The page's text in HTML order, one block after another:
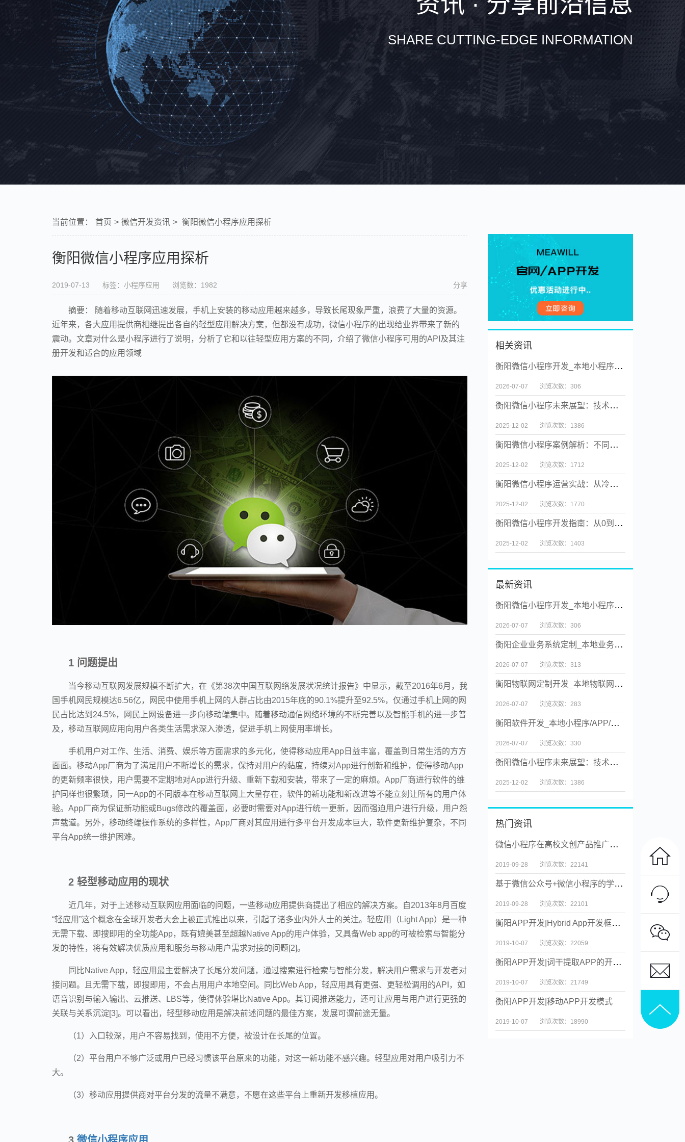
SHARE CUTTING-EDGE INFORMATION
当前位置： 首页 > 微信开发资讯 > 衡阳微信小程序应用探析
衡阳微信小程序应用探析
2019-07-13 标签：小程序应用 浏览数：1982 分享
摘要： 随着移动互联网迅速发展，手机上安装的移动应用越来越多，导致长尾现象严重，浪费了大量的资源。
近年来，各大应用提供商相继提出各自的轻型应用解决方案，但都没有成功，微信小程序的出现给业界带来了新的
震动。文章对什么是小程序进行了说明，分析了它和以往轻型应用方案的不同，介绍了微信小程序可用的API及其注
册开发和适合的应用领域
1 问题提出
当今移动互联网发展规模不断扩大，在《第38次中国互联网络发展状况统计报告》中显示，截至2016年6月，我
国手机网民规模达6.56亿，网民中使用手机上网的人群占比由2015年底的90.1%提升至92.5%，仅通过手机上网的网
民占比达到24.5%，网民上网设备进一步向移动端集中。随着移动通信网络环境的不断完善以及智能手机的进一步普
及，移动互联网应用向用户各类生活需求深入渗透，促进手机上网使用率增长。
手机用户对工作、生活、消费、娱乐等方面需求的多元化，使得移动应用App日益丰富，覆盖到日常生活的方方
面面。移动App厂商为了满足用户不断增长的需求，保持对用户的黏度，持续对App进行创新和维护，使得移动App
的更新频率很快，用户需要不定期地对App进行升级、重新下载和安装，带来了一定的麻烦。App厂商进行软件的维
护同样也很繁琐，同一App的不同版本在移动互联网上大量存在，软件的新功能和新改进等不能立刻让所有的用户体
验。App厂商为保证新功能或Bugs修改的覆盖面，必要时需要对App进行统一更新，因而强迫用户进行升级，用户怨
声载道。另外，移动终端操作系统的多样性，App厂商对其应用进行多平台开发成本巨大，软件更新维护复杂，不同
平台App统一维护困难。
2 轻型移动应用的现状
近几年，对于上述移动互联网应用面临的问题，一些移动应用提供商提出了相应的解决方案。自2013年8月百度
“轻应用”这个概念在全球开发者大会上被正式推出以来，引起了诸多业内外人士的关注。轻应用（Light App）是一种
无需下载、即搜即用的全功能App，既有媲美甚至超越Native App的用户体验，又具备Web app的可被检索与智能分
发的特性，将有效解决优质应用和服务与移动用户需求对接的问题[2]。
同比Native App，轻应用最主要解决了长尾分发问题，通过搜索进行检索与智能分发，解决用户需求与开发者对
接问题。且无需下载，即搜即用，不会占用用户本地空间。同比Web App，轻应用具有更强、更轻松调用的API，如
语音识别与输入输出、云推送、LBS等，使得体验堪比Native App。其订阅推送能力，还可让应用与用户进行更强的
关联与关系沉淀[3]。可以看出，轻型移动应用是解决前述问题的最佳方案，发展可谓前途无量。
（1）入口较深，用户不容易找到，使用不方便，被设计在长尾的位置。
（2）平台用户不够广泛或用户已经习惯该平台原来的功能，对这一新功能不感兴趣。轻型应用对用户吸引力不
大。
（3）移动应用提供商对平台分发的流量不满意，不愿在这些平台上重新开发移植应用。
相关资讯
衡阳微信小程序开发_本地小程序实体公司【源码交付】
2026-07-07 浏览次数：306
衡阳微信小程序未来展望：技术创新与场景融合
2025-12-02 浏览次数：1386
衡阳微信小程序案例解析：不同行业的成功之道
2025-12-02 浏览次数：1712
衡阳微信小程序运营实战：从冷启动到用户裂变
2025-12-02 浏览次数：1770
衡阳微信小程序开发指南：从0到1打造高转化工具
2025-12-02 浏览次数：1403
最新资讯
衡阳微信小程序开发_本地小程序实体公司【源码交付】
2026-07-07 浏览次数：306
衡阳企业业务系统定制_本地业务系统定制实体公司【源码交付】
2026-07-07 浏览次数：313
衡阳物联网定制开发_本地物联网系统定制实体公司【源码交付】
2026-07-07 浏览次数：283
衡阳软件开发_本地小程序/APP/物联网/企业业务系统定制【源码交付】
2026-07-07 浏览次数：330
衡阳微信小程序未来展望：技术创新与场景融合
2025-12-02 浏览次数：1386
热门资讯
微信小程序在高校文创产品推广中的应用
2019-09-28 浏览次数：22141
基于微信公众号+微信小程序的学生服务系统
2019-09-28 浏览次数：22101
衡阳APP开发|Hybrid App开发框架的实现及性能优化
2019-10-07 浏览次数：22059
衡阳APP开发|词干提取APP的开发与设计
2019-10-07 浏览次数：21749
衡阳APP开发|移动APP开发模式
2019-10-07 浏览次数：18990